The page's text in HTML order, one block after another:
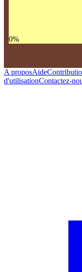
0%
A proposAide
d'utilisationContactez-